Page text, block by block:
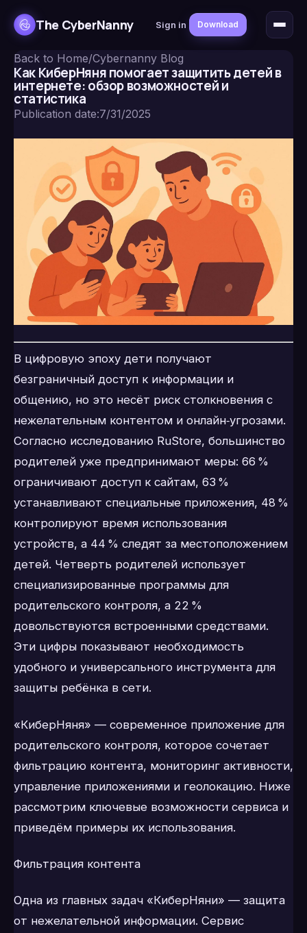
The CyberNanny Sign in Download
Back to Home/Cybernanny Blog
Как КиберНяня помогает защитить детей в
интернете: обзор возможностей и
статистика
Publication date:7/31/2025
В цифровую эпоху дети получают
безграничный доступ к информации и
общению, но это несёт риск столкновения с
нежелательным контентом и онлайн‑угрозами.
Согласно исследованию RuStore, большинство
родителей уже предпринимают меры: 66 %
ограничивают доступ к сайтам, 63 %
устанавливают специальные приложения, 48 %
контролируют время использования
устройств, а 44 % следят за местоположением
детей. Четверть родителей использует
специализированные программы для
родительского контроля, а 22 %
довольствуются встроенными средствами.
Эти цифры показывают необходимость
удобного и универсального инструмента для
защиты ребёнка в сети.
«КиберНяня» — современное приложение для
родительского контроля, которое сочетает
фильтрацию контента, мониторинг активности,
управление приложениями и геолокацию. Ниже
рассмотрим ключевые возможности сервиса и
приведём примеры их использования.
Фильтрация контента
Одна из главных задач «КиберНяни» — защита
от нежелательной информации. Сервис